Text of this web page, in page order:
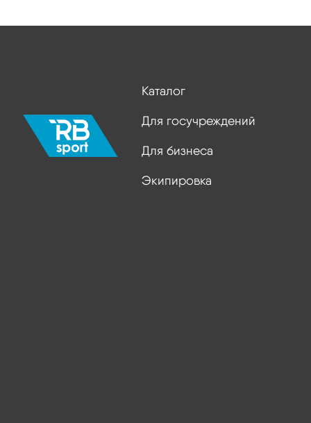
Каталог
Для госучреждений
Для бизнеса
Экипировка